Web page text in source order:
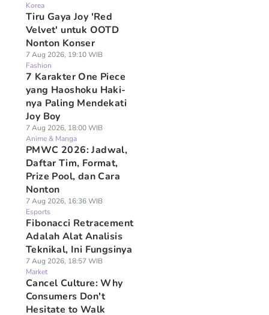
Korea
Tiru Gaya Joy 'Red
Velvet' untuk OOTD
Nonton Konser
7 Aug 2026, 19:10 WIB
Fashion
7 Karakter One Piece
yang Haoshoku Haki-
nya Paling Mendekati
Joy Boy
7 Aug 2026, 18:00 WIB
Anime & Manga
PMWC 2026: Jadwal,
Daftar Tim, Format,
Prize Pool, dan Cara
Nonton
7 Aug 2026, 16:36 WIB
Esports
Fibonacci Retracement
Adalah Alat Analisis
Teknikal, Ini Fungsinya
7 Aug 2026, 18:57 WIB
Market
Cancel Culture: Why
Consumers Don't
Hesitate to Walk